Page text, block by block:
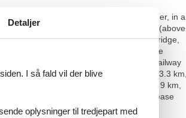
2.6 km from the centre of Cagnes sur Mer, in a
garden to relax, swimming pool (above
the pool area, hot tub, pool house with fridge,
3 cars) at the house, single garage at the
de la Buffe ligne 94" 1.9 km, railway
km, golf course (18 hole) 20 km, tennis 3.3 km,
de Vence 6.6 km, MarinelandAntibes 9 km,
Parc National du Mercantour 61 km. Please
Detaljer
I så fald vil der blive
oplysninger til tredjepart med